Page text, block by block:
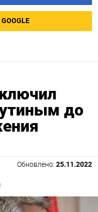
до
Обновлено: 25.11.2022